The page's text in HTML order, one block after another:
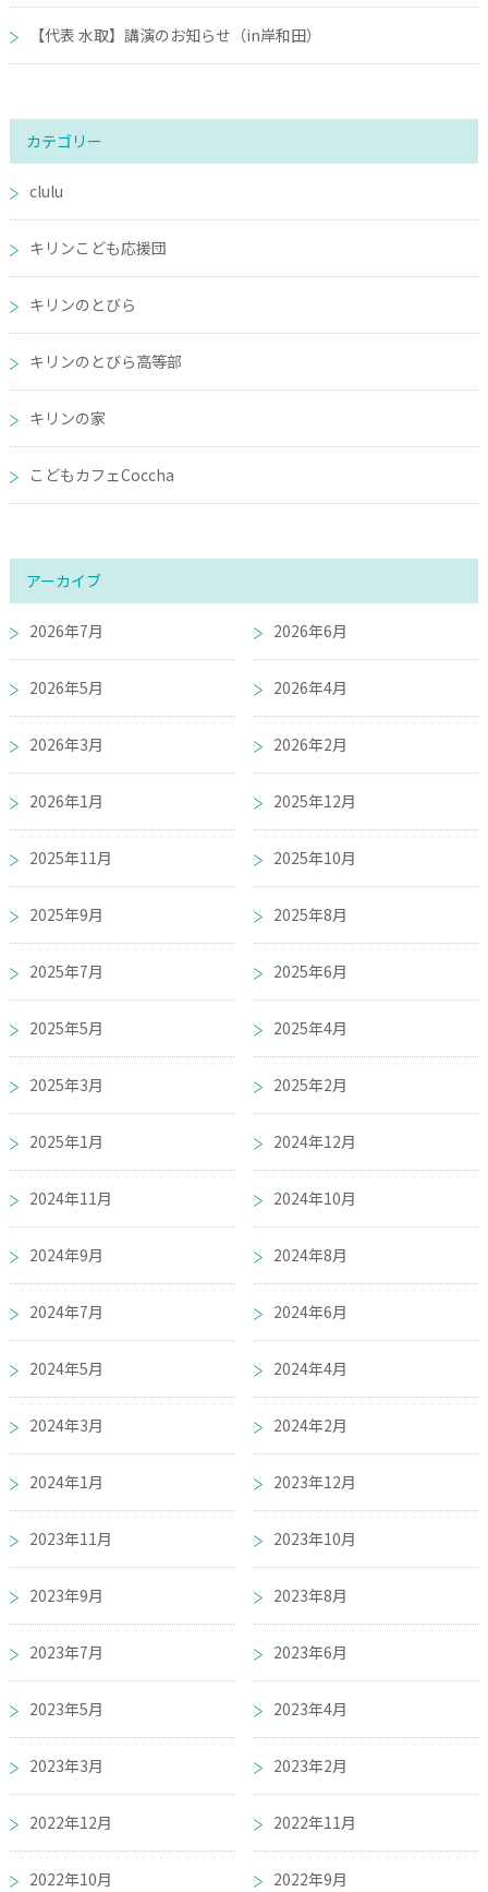
【代表 水取】講演のお知らせ（in岸和田）
カテゴリー
clulu
キリンこども応援団
キリンのとびら
キリンのとびら高等部
キリンの家
こどもカフェCoccha
アーカイブ
2026年7月 2026年6月
2026年5月 2026年4月
2026年3月 2026年2月
2026年1月 2025年12月
2025年11月 2025年10月
2025年9月 2025年8月
2025年7月 2025年6月
2025年5月 2025年4月
2025年3月 2025年2月
2025年1月 2024年12月
2024年11月 2024年10月
2024年9月 2024年8月
2024年7月 2024年6月
2024年5月 2024年4月
2024年3月 2024年2月
2024年1月 2023年12月
2023年11月 2023年10月
2023年9月 2023年8月
2023年7月 2023年6月
2023年5月 2023年4月
2023年3月 2023年2月
2022年12月 2022年11月
2022年10月 2022年9月